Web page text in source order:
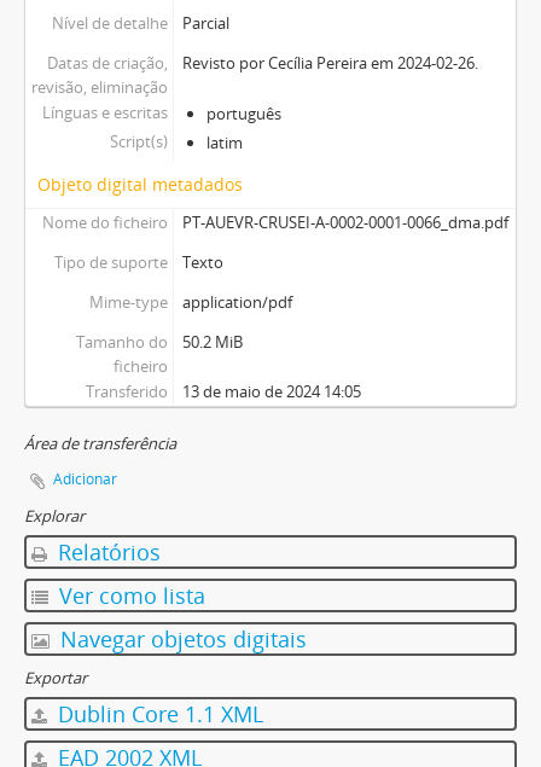
Nível de detalhe
Parcial
Datas de criação,
revisão, eliminação
Revisto por Cecília Pereira em 2024-02-26.
Línguas e escritas
português
Script(s)
latim
Objeto digital metadados
Nome do ficheiro
PT-AUEVR-CRUSEI-A-0002-0001-0066_dma.pdf
Tipo de suporte
Texto
Mime-type
application/pdf
Tamanho do
ficheiro
50.2 MiB
Transferido 13 de maio de 2024 14:05
Área de transferência
Adicionar
Explorar
Relatórios
Ver como lista
Navegar objetos digitais
Exportar
Dublin Core 1.1 XML
EAD 2002 XML